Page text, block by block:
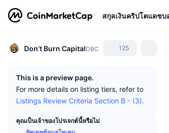
สกุลเงินคริปโตแดชบ
Don’t Burn CapitalDBC 125
This is a preview page.
For more details on listing tiers, refer to
Listings Review Criteria Section B - (3).
คุณเป็นเจ้าของโปรเจกต์นี้หรือไม่